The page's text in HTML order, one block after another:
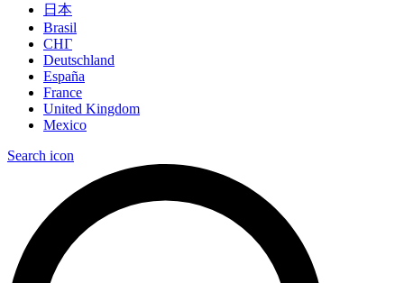
日本
Brasil
СНГ
Deutschland
España
France
United Kingdom
Mexico
Search icon